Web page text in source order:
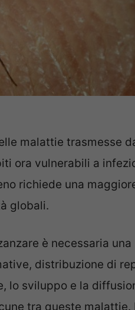
malattie trasmesse
ora vulnerabili a
richiede una
globali.
è necessaria una
distribuzione di
lo sviluppo e la
tra queste malattie.